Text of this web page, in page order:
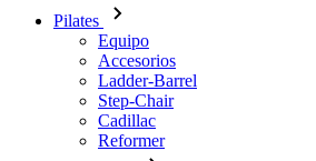
Pilates
Equipo
Accesorios
Ladder-Barrel
Step-Chair
Cadillac
Reformer